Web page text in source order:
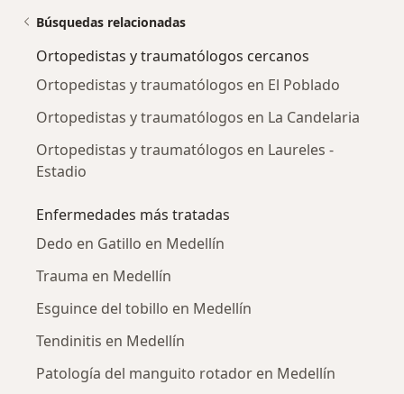
Búsquedas relacionadas
Ortopedistas y traumatólogos cercanos
Ortopedistas y traumatólogos en El Poblado
Ortopedistas y traumatólogos en La Candelaria
Ortopedistas y traumatólogos en Laureles -
Estadio
Enfermedades más tratadas
Dedo en Gatillo en Medellín
Trauma en Medellín
Esguince del tobillo en Medellín
Tendinitis en Medellín
Patología del manguito rotador en Medellín